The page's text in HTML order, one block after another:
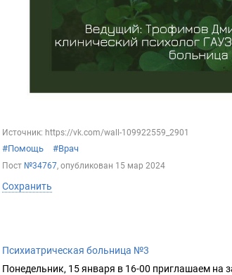
Источник: https://vk.com/wall-109922559_2901
#Помощь #Врач
Пост №34767, опубликован 15 мар 2024
Сохранить
Психиатрическая больница №3
Понедельник, 15 января в 16-00 приглашаем на